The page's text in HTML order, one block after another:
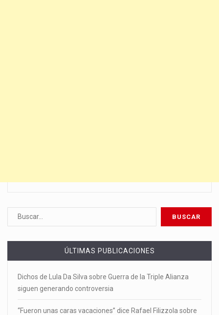
ÚLTIMAS PUBLICACIONES
Dichos de Lula Da Silva sobre Guerra de la Triple Alianza
siguen generando controversia
“Fueron unas caras vacaciones” dice Rafael Filizzola sobre